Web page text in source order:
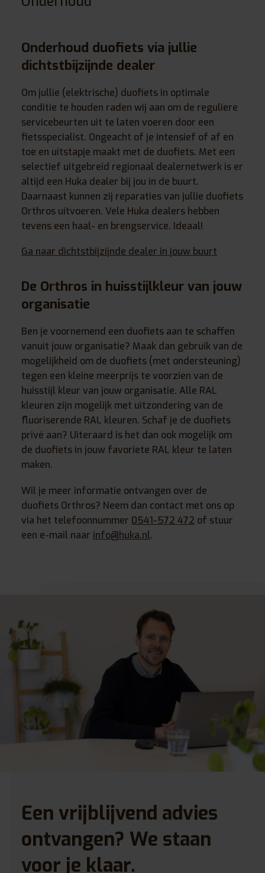
Onderhoud duofiets via jullie
dichtstbijzijnde dealer
Om jullie (elektrische) duofiets in optimale
conditie te houden raden wij aan om de reguliere
servicebeurten uit te laten voeren door een
fietsspecialist. Ongeacht of je intensief of af en
toe en uitstapje maakt met de duofiets. Met een
selectief uitgebreid regionaal dealernetwerk is er
altijd een Huka dealer bij jou in de buurt.
Daarnaast kunnen zij reparaties van jullie duofiets
Orthros uitvoeren. Vele Huka dealers hebben
tevens een haal- en brengservice. Ideaal!
Ga naar dichtstbijzijnde dealer in jouw buurt
De Orthros in huisstijlkleur van jouw
organisatie
Ben je voornemend een duofiets aan te schaffen
vanuit jouw organisatie? Maak dan gebruik van de
mogelijkheid om de duofiets (met ondersteuning)
tegen een kleine meerprijs te voorzien van de
huisstijl kleur van jouw organisatie. Alle RAL
kleuren zijn mogelijk met uitzondering van de
fluoriserende RAL kleuren. Schaf je de duofiets
privé aan? Uiteraard is het dan ook mogelijk om
de duofiets in jouw favoriete RAL kleur te laten
maken.
Wil je meer informatie ontvangen over de
duofiets Orthros? Neem dan contact met ons op
via het telefoonnummer 0541-572 472 of stuur
een e-mail naar info@huka.nl.
Een vrijblijvend advies
ontvangen? We staan
voor je klaar.